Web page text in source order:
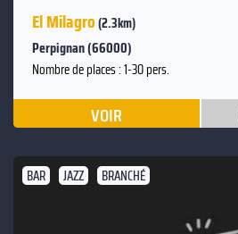
El Milagro(2.3km)
Perpignan (66000)
Nombre de places : 1-30 pers.
VOIR
BAR JAZZ BRANCHÉ